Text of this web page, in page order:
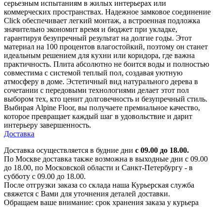
серьезным испытаниям в жилых интерьерах или
коммерческих пространствах. Надежное замковое соединение
Click обеспечивает легкий монтаж, а встроенная подложка
значительно экономит время и бюджет при укладке,
гарантируя безупречный результат на долгие годы. Этот
материал на 100 процентов влагостойкий, поэтому он станет
идеальным решением для кухни или коридора, где важна
практичность. Плита абсолютно не боится воды и полностью
совместима с системой теплый пол, создавая уютную
атмосферу в доме. Эстетичный вид натурального дерева в
сочетании с передовыми технологиями делает этот пол
выбором тех, кто ценит долговечность и безупречный стиль.
Выбирая Alpine Floor, вы получаете премиальное качество,
которое превращает каждый шаг в удовольствие и дарит
интерьеру завершенность.
Доставка
Доставка осуществляется в будние дни с 09.00 до 18.00.
По Москве доставка также возможна в выходные дни с 09.00
до 18.00, по Московской области и Санкт-Петербургу - в
субботу с 09.00 до 18.00.
После отгрузки заказа со склада наша Курьерская служба
свяжется с Вами для уточнения деталей доставки.
Обращаем ваше внимание: срок хранения заказа у курьера